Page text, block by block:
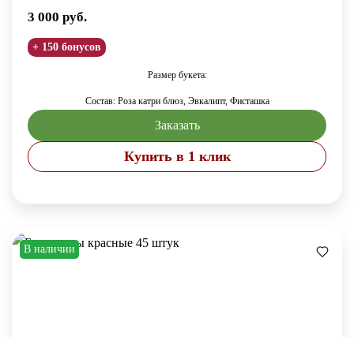
3 000 руб.
+ 150 бонусов
Размер букета:
Состав: Роза катри блюз, Эвкалипт, Фисташка
Заказать
Купить в 1 клик
В наличии